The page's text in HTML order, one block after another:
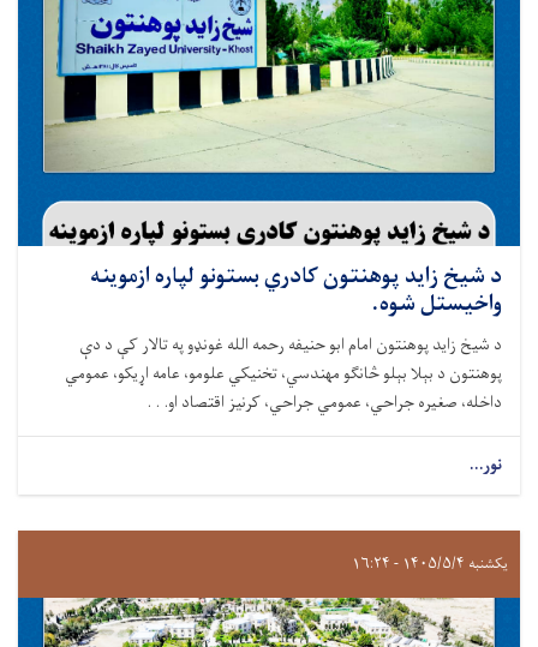
د شيخ زايد پوهنتون کادري بستونو لپاره ازموینه
واخيستل شوه.
د شيخ زايد پوهنتون امام ابو حنيفه رحمه الله غونډو په تالار کې د دې
پوهنتون د بېلا بېلو څانګو مهندسي، تخنیکي علومو، عامه اړيکو، عمومي
داخله، صغيره جراحي، عمومي جراحي، کرنيز اقتصاد او. . .
نور...
یکشنبه ۱۴۰۵/۵/۴ - ۱۶:۲۴